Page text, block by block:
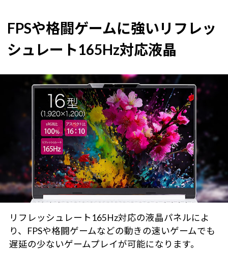
FPSや格闘ゲームに強いリフレッ
シュレート165Hz対応液晶
リフレッシュレート165Hz対応の液晶パネルによ
り、FPSや格闘ゲームなどの動きの速いゲームでも
遅延の少ないゲームプレイが可能になります。